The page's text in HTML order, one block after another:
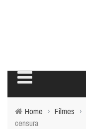
Home › Filmes ›
censura